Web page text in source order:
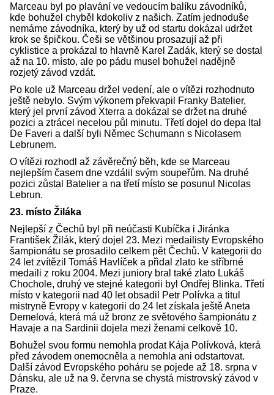
Marceau byl po plavání ve vedoucím balíku závodníků,
kde bohužel chyběl kdokoliv z našich. Zatím jednoduše
nemáme závodníka, který by už od startu dokázal udržet
krok se špičkou. Češi se většinou prosazují až při
cyklistice a prokázal to hlavně Karel Zadák, který se dostal
až na 10. místo, ale po pádu musel bohužel nadějně
rozjetý závod vzdát.
Po kole už Marceau držel vedení, ale o vítězi rozhodnuto
ještě nebylo. Svým výkonem překvapil Franky Batelier,
který jel první závod Xterra a dokázal se držet na druhé
pozici a ztrácel necelou půl minutu. Třetí dojel do depa Ital
De Faveri a další byli Němec Schumann s Nicolasem
Lebrunem.
O vítězi rozhodl až závěrečný běh, kde se Marceau
nejlepším časem dne vzdálil svým soupeřům. Na druhé
pozici zůstal Batelier a na třetí místo se posunul Nicolas
Lebrun.
23. místo Žiláka
Nejlepší z Čechů byl při neúčasti Kubíčka i Jiránka
František Žilák, který dojel 23. Mezi medailisty Evropského
šampionátu se prosadilo celkem pět Čechů. V kategorii do
24 let zvítězil Tomáš Havlíček a přidal zlato ke stříbrné
medaili z roku 2004. Mezi juniory bral také zlato Lukáš
Chochole, druhý ve stejné kategorii byl Ondřej Blinka. Třetí
místo v kategorii nad 40 let obsadil Petr Polívka a titul
mistryně Evropy v kategorii do 24 let získala ještě Aneta
Demelová, která má už bronz ze světového šampionátu z
Havaje a na Sardinii dojela mezi ženami celkově 10.
Bohužel svou formu nemohla prodat Kája Polívková, která
před závodem onemocněla a nemohla ani odstartovat.
Další závod Evropského poháru se pojede až 18. srpna v
Dánsku, ale už na 9. června se chystá mistrovský závod v
Praze.